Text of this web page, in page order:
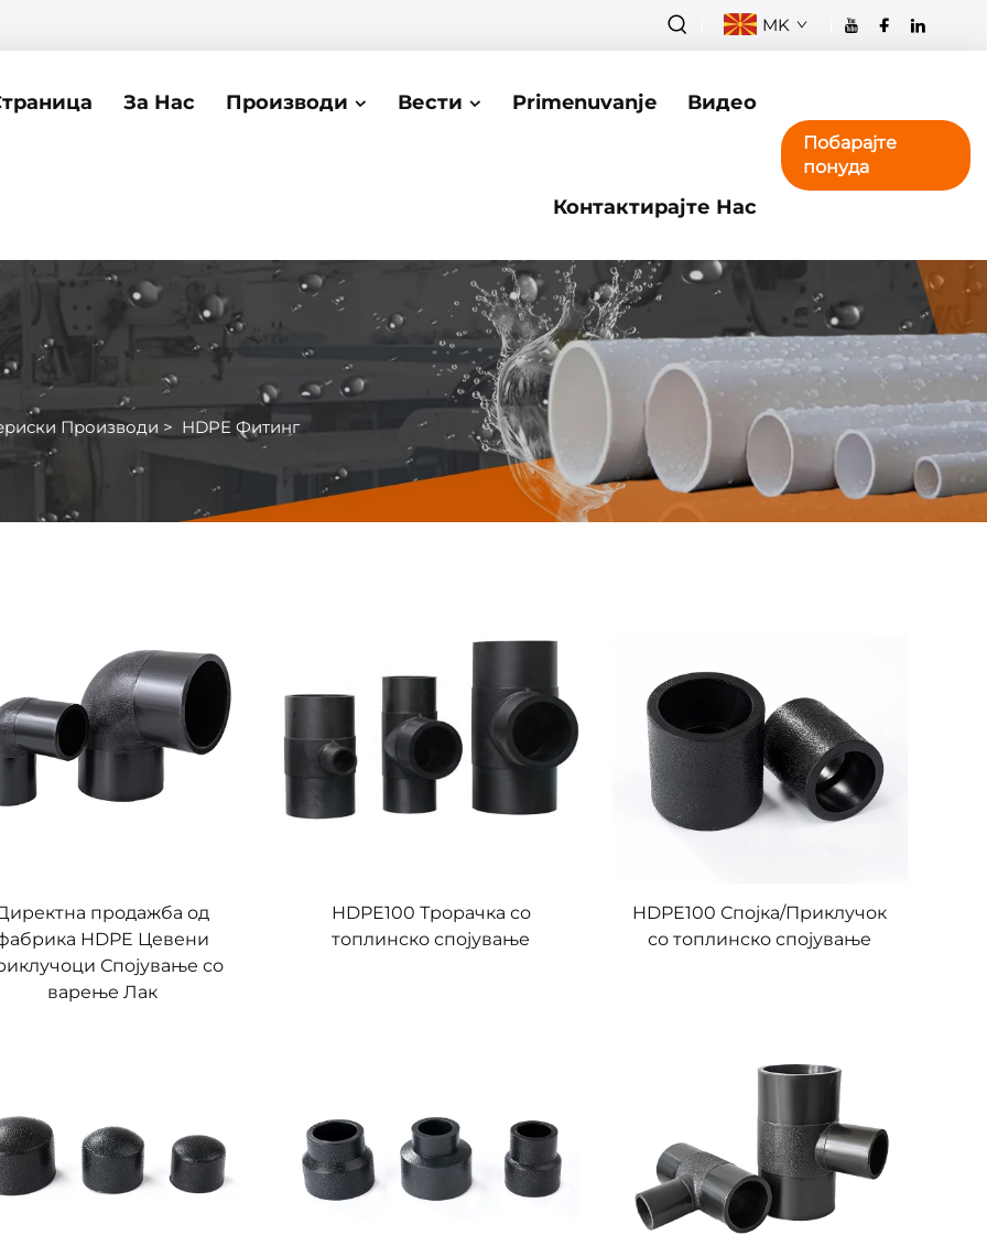
MK
За Нас Производи Вести Primenuvanje Видео
Контактирајте Нас
Побарајте
понуда
Производи > HDPE Фитинг
продажба од
HDPE Цевени
Спојување со
варење Лак
HDPE100 Трорачка со
топлинско спојување
HDPE100 Спојка/Приклучок
со топлинско спојување